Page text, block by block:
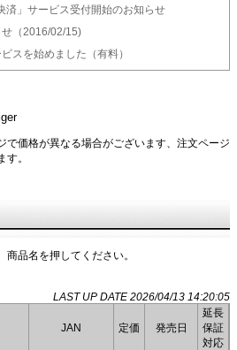
済」サービス受付開始のお知らせ
（2016/02/15)
スを始めました（有料）
で価格が異なる場合がございます、注文ページ
。
品名を押してください。
LAST UP DATE 2026/04/13 14:20:05
JAN 定価 発売日
延長
保証
対応